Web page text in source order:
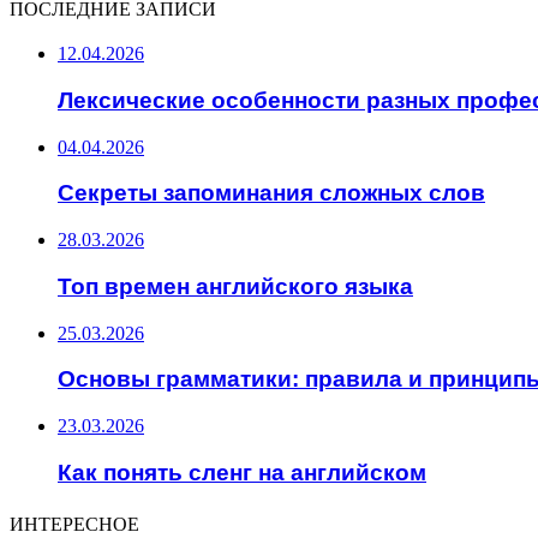
ПОСЛЕДНИЕ ЗАПИСИ
12.04.2026
Лексические особенности разных
04.04.2026
Секреты запоминания сложных слов
28.03.2026
Топ времен английского языка
25.03.2026
Основы грамматики: правила и
23.03.2026
Как понять сленг на английском
ИНТЕРЕСНОЕ